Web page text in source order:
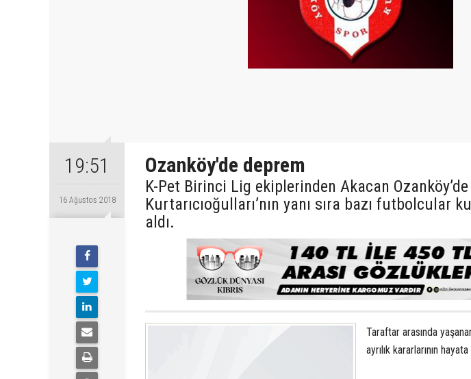
19:51
16 Ağustos 2018
Ozanköy'de deprem
K-Pet Birinci Lig ekiplerinden Akacan
Kurtarıcıoğulları’nın yanı sıra bazı futbolcular
aldı.
Taraftar arasında
ayrılık kararlarının